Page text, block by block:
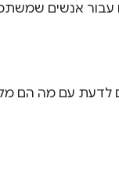
אנשים
עם מה הם